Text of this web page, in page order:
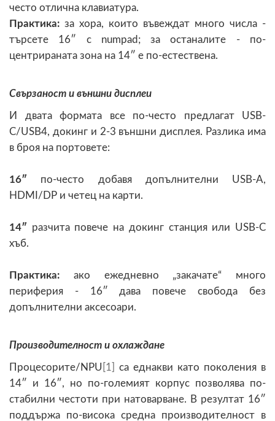
често отлична клавиатура.
Практика: за хора, които въвеждат много числа -
търсете 16″ с numpad; за останалите - по-
центрираната зона на 14″ е по-естествена.
Свързаност и външни дисплеи
И двата формата все по-често предлагат USB-
C/USB4, докинг и 2-3 външни дисплея. Разлика има
в броя на портовете:
16″ по-често добавя допълнителни USB-A,
HDMI/DP и четец на карти.
14″ разчита повече на докинг станция или USB-C
хъб.
Практика: ако ежедневно „закачате“ много
периферия - 16″ дава повече свобода без
допълнителни аксесоари.
Производителност и охлаждане
Процесорите/NPU [1]
са еднакви като поколения в
14″ и 16″, но по-големият корпус позволява по-
стабилни честоти при натоварване. В резултат 16″
поддържа по-висока средна производителност в